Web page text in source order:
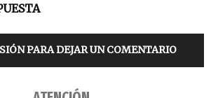
PARA DEJAR UN COMENTARIO